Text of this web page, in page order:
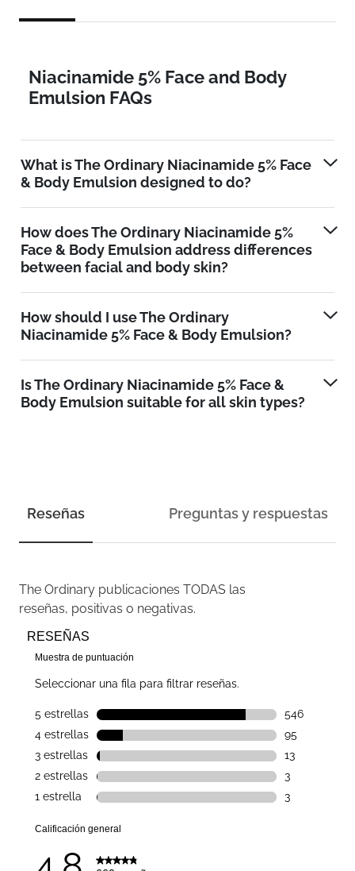
Niacinamide 5% Face and Body
Emulsion FAQs
What is The Ordinary Niacinamide 5% Face
& Body Emulsion designed to do?
How does The Ordinary Niacinamide 5%
Face & Body Emulsion address differences
between facial and body skin?
How should I use The Ordinary
Niacinamide 5% Face & Body Emulsion?
Is The Ordinary Niacinamide 5% Face &
Body Emulsion suitable for all skin types?
Reseñas Preguntas y respuestas
The Ordinary publicaciones TODAS las
reseñas, positivas o negativas.